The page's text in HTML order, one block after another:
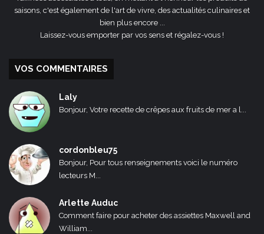
saisons, c'est également de l'art de vivre, des actualités culinaires et
bien plus encore ...
Laissez-vous emporter par vos sens et régalez-vous !
VOS COMMENTAIRES
Laly
Bonjour, Votre recette de crêpes aux fruits de mer a l...
cordonbleu75
Bonjour, Pour tous renseignements voici le numéro
lecteurs M...
Arlette Auduc
Comment faire pour acheter des assiettes Maxwell and
William...